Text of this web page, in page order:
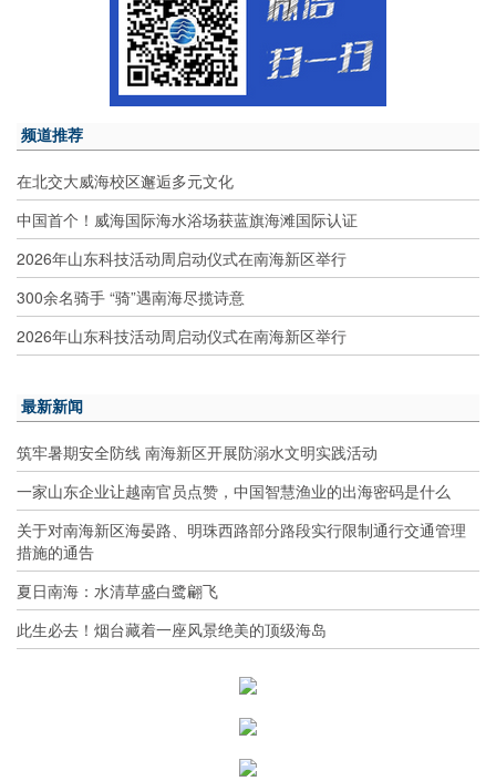
频道推荐
在北交大威海校区邂逅多元文化
中国首个！威海国际海水浴场获蓝旗海滩国际认证
2026年山东科技活动周启动仪式在南海新区举行
300余名骑手 “骑”遇南海尽揽诗意
2026年山东科技活动周启动仪式在南海新区举行
最新新闻
筑牢暑期安全防线 南海新区开展防溺水文明实践活动
一家山东企业让越南官员点赞，中国智慧渔业的出海密码是什么
关于对南海新区海晏路、明珠西路部分路段实行限制通行交通管理
措施的通告
夏日南海：水清草盛白鹭翩飞
此生必去！烟台藏着一座风景绝美的顶级海岛